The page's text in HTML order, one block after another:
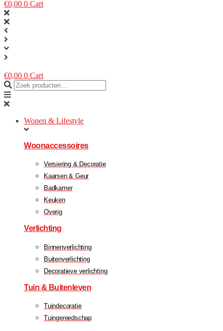
€0,00 0 Cart
€0,00 0 Cart
Wonen & Lifestyle
Woonaccessoires
Versiering & Decoratie
Kaarsen & Geur
Badkamer
Keuken
Overig
Verlichting
Binnenverlichting
Buitenverlichting
Decoratieve verlichting
Tuin & Buitenleven
Tuindecoratie
Tuingereedschap